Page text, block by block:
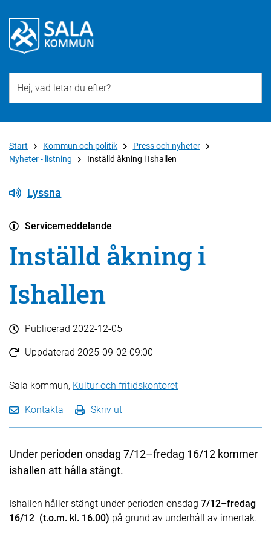
Start Kommun och politik
Press och nyheter
Nyheter - listning
Inställd åkning i Ishallen
Lyssna
Servicemeddelande
Inställd åkning i
Ishallen
Publicerad 2022-12-05
Uppdaterad 2025-09-02 09:00
Sala kommun, Kultur och fritidskontoret
Kontakta Skriv ut
Under perioden onsdag 7/12–fredag 16/12 kommer
ishallen att hålla stängt.
Ishallen håller stängt under perioden onsdag 7/12–fredag
16/12 (t.o.m. kl. 16.00) på grund av underhåll av innertak.